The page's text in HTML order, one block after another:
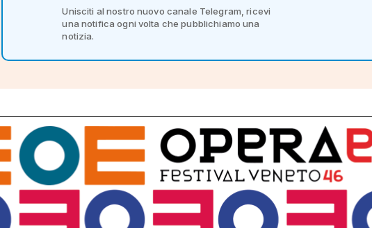
Unisciti al nostro nuovo canale Telegram, ricevi
una notifica ogni volta che pubblichiamo una
notizia.